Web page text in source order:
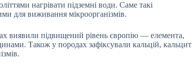
нагрівати підземні води. Саме такі
для виживання мікроорганізмів.
виявили підвищений рівень європію — елемента,
Також у породах зафіксували кальцій, кальцит